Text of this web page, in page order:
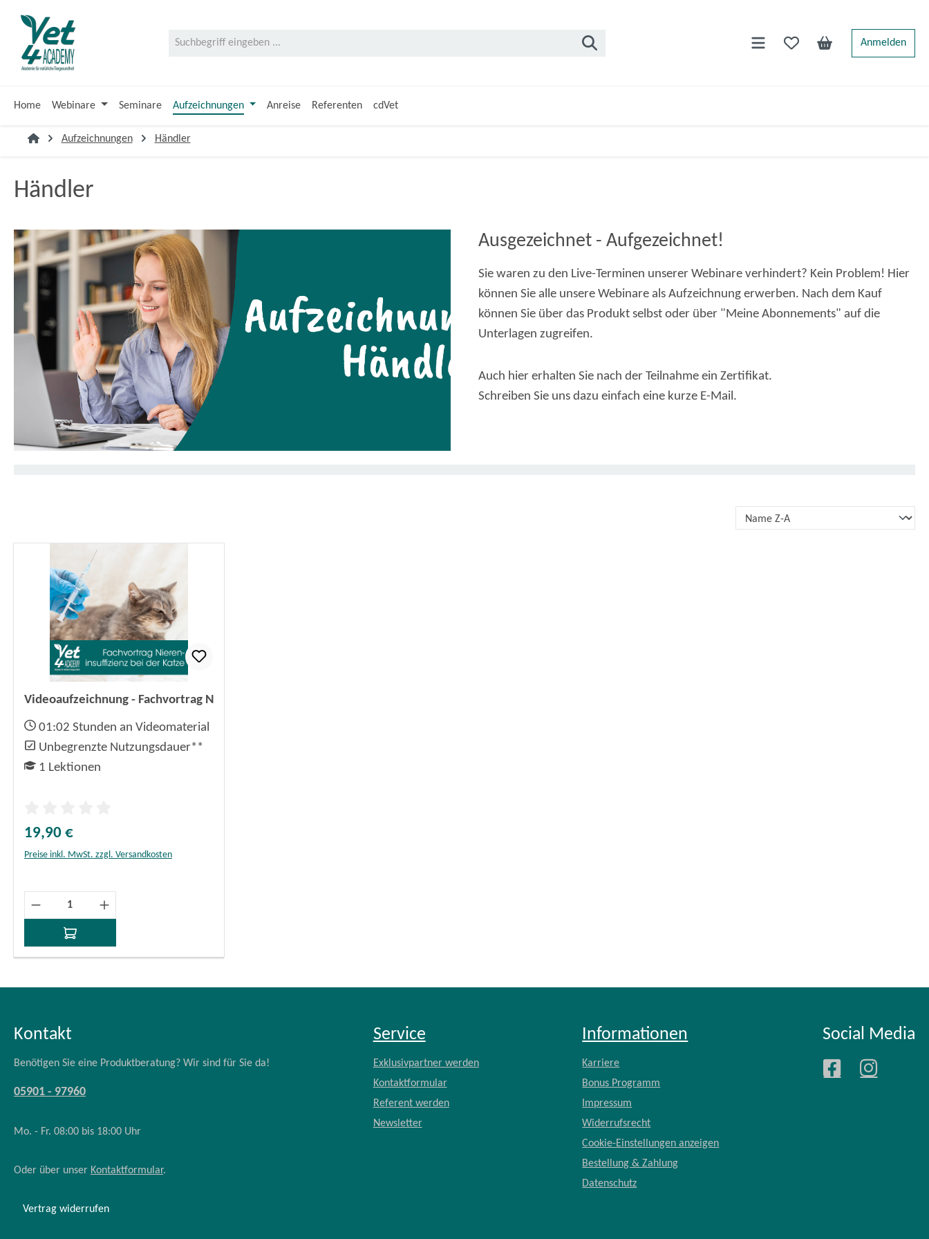
Hauptinhalt springen
Zur Suche springen
Zur Hauptnavigation springen
Anmelden
Home Webinare Seminare Aufzeichnungen Anreise Referenten cdVet
Aufzeichnungen Händler
Händler
Ausgezeichnet - Aufgezeichnet!
Sie waren zu den Live-Terminen unserer Webinare verhindert? Kein Problem! Hier
können Sie alle unsere Webinare als Aufzeichnung erwerben. Nach dem Kauf
können Sie über das Produkt selbst oder über "Meine Abonnements" auf die
Unterlagen zugreifen.
Auch hier erhalten Sie nach der Teilnahme ein Zertifikat.
Schreiben Sie uns dazu einfach eine kurze E-Mail.
Videoaufzeichnung - Fachvortrag Niereninsuffizienz bei der Katze
01:02 Stunden an Videomaterial
Unbegrenzte Nutzungsdauer**
1 Lektionen
Durchschnittliche Bewertung von 0 von 5 Sternen
Regulärer Preis:
19,90 €
Preise inkl. MwSt. zzgl. Versandkosten
Produkt Anzahl: Gib den gewünschten Wert ein oder benutze die Schaltflächen um die Anzahl zu erhöhen oder zu reduzieren.
In den Warenkorb
Kontakt
Benötigen Sie eine Produktberatung? Wir sind für Sie da!
05901 - 97960
Mo. - Fr. 08:00 bis 18:00 Uhr
Oder über unser Kontaktformular.
Vertrag widerrufen
Service
Exklusivpartner werden
Kontaktformular
Referent werden
Newsletter
Informationen
Karriere
Bonus Programm
Impressum
Widerrufsrecht
Cookie-Einstellungen anzeigen
Bestellung & Zahlung
Datenschutz
Social Media